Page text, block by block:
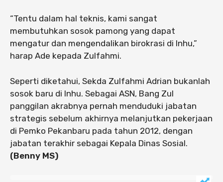
“Tentu dalam hal teknis, kami sangat
membutuhkan sosok pamong yang dapat
mengatur dan mengendalikan birokrasi di Inhu,”
harap Ade kepada Zulfahmi.
Seperti diketahui, Sekda Zulfahmi Adrian bukanlah
sosok baru di Inhu. Sebagai ASN, Bang Zul
panggilan akrabnya pernah menduduki jabatan
strategis sebelum akhirnya melanjutkan pekerjaan
di Pemko Pekanbaru pada tahun 2012, dengan
jabatan terakhir sebagai Kepala Dinas Sosial.
(Benny MS)